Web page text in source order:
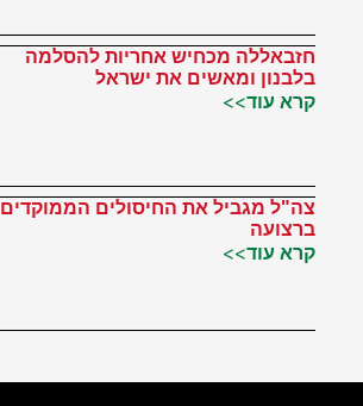
חזבאללה מכחיש אחריות להסלמה
בלבנון ומאשים את ישראל
קרא עוד>>
צה"ל מגביל את החיסולים הממוקדים
ברצועה
קרא עוד>>